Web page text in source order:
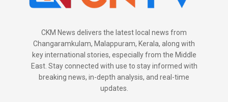
CKM News delivers the latest local news from
Changaramkulam, Malappuram, Kerala, along with
key international stories, especially from the Middle
East. Stay connected with use to stay informed with
breaking news, in-depth analysis, and real-time
updates.